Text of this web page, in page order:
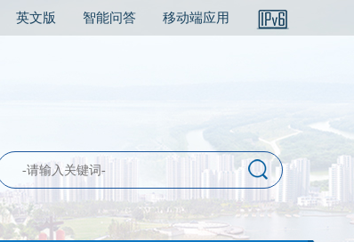
英文版 智能问答 移动端应用